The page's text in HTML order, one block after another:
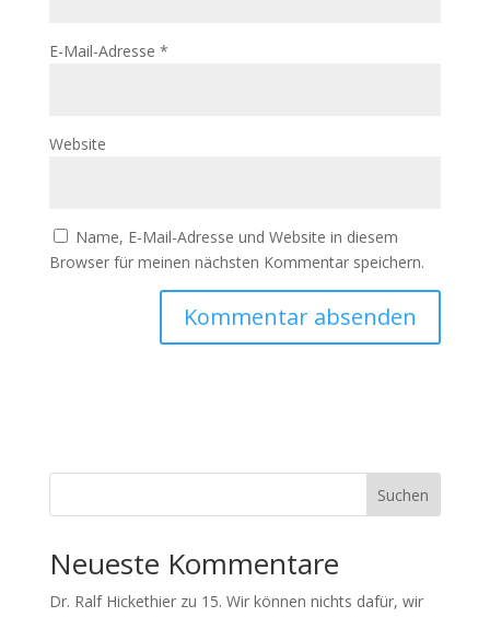
E-Mail-Adresse *
Website
Name, E-Mail-Adresse und Website in diesem
Browser für meinen nächsten Kommentar speichern.
Suchen
Neueste Kommentare
Dr. Ralf Hickethierzu 15. Wir können nichts dafür, wir